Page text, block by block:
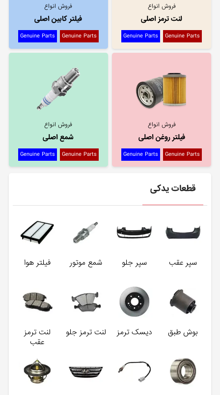
فروش انواع
لنت ترمز اصلی
Genuine Parts
Genuine Parts
فروش انواع
فیلتر کابین اصلی
Genuine Parts
Genuine Parts
فروش انواع
فیلتر روغن اصلی
Genuine Parts
Genuine Parts
فروش انواع
شمع اصلی
Genuine Parts
Genuine Parts
قطعات یدکی
سپر عقب سپر جلو شمع موتور فیلتر هوا
بوش طبق دیسک ترمز لنت ترمز جلو
لنت ترمز
عقب